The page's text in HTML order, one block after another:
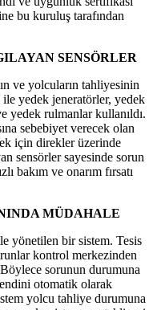
bu kuruluş tarafından
SENSÖRLER
ve yolcuların tahliyesinin
ile yedek jeneratörler, yedek
yedek rulmanlar kullanıldı.
sebebiyet verecek olan
için direkler üzerinde
sensörler sayesinde sorun
bakım ve onarım fırsatı
MÜDAHALE
yönetilen bir sistem. Tesis
kontrol merkezinden
sorunun durumuna
otomatik olarak
yolcu tahliye durumuna